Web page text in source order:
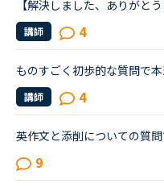
講師 4
講師 4
9